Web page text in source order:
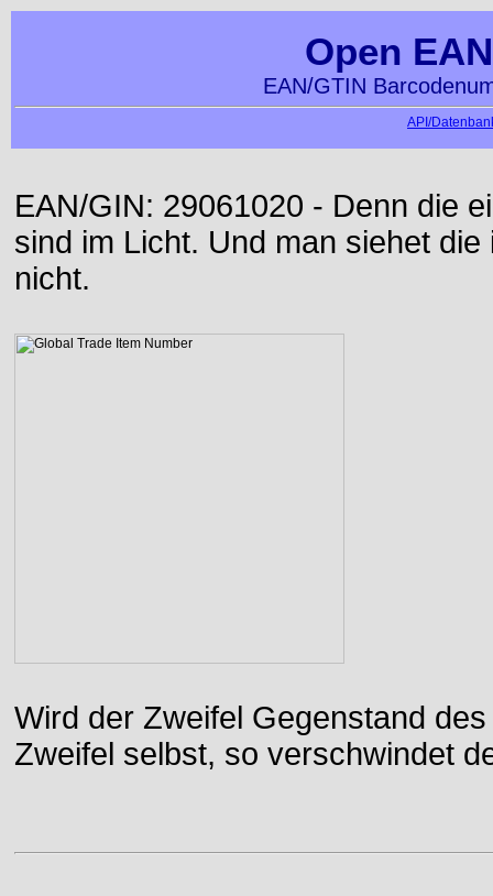
Open
EAN/GTIN
API/
EAN/GIN: 29061020 - Denn die
sind im Licht. Und man siehet
nicht.
Wird der Zweifel Gegenstand
Zweifel selbst, so verschwindet